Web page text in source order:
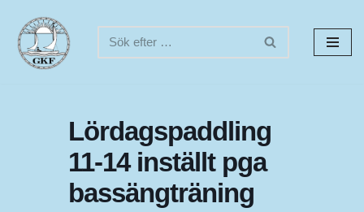
Hoppa
till
Lördagspaddling
11-14 inställt pga
bassängträning